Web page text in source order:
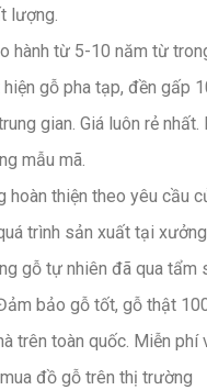
lượng.
hành từ 5-10 năm từ
gỗ pha tạp, đền gấp
gian. Giá luôn rẻ
mẫu mã.
thiện theo yêu cầu
trình sản xuất tại
gỗ tự nhiên đã qua tẩm
bảo gỗ tốt, gỗ thật
trên toàn quốc. Miễn phí
đồ gỗ trên thị trường